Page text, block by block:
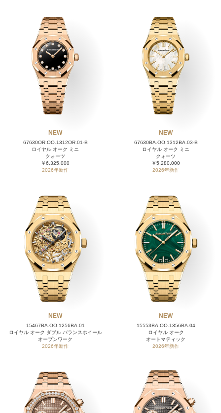
NEW
67630OR.OO.1312OR.01-B
ロイヤル オーク ミニ
クォーツ
￥6,325,000
2026年新作
NEW
67630BA.OO.1312BA.03-B
ロイヤル オーク ミニ
クォーツ
￥5,280,000
2026年新作
NEW
15467BA.OO.1256BA.01
ロイヤル オーク ダブル バランスホイール
オープンワーク
2026年新作
NEW
15553BA.OO.1356BA.04
ロイヤル オーク
オートマティック
2026年新作